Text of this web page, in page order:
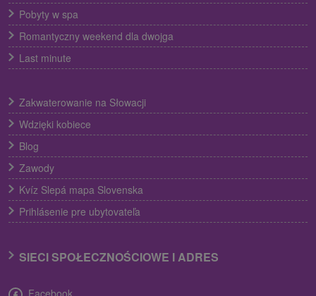
Pobyty w spa
Romantyczny weekend dla dwojga
Last minute
Zakwaterowanie na Słowacji
Wdzięki kobiece
Blog
Zawody
Kvíz Slepá mapa Slovenska
Prihlásenie pre ubytovateľa
SIECI SPOŁECZNOŚCIOWE I ADRES
Facebook